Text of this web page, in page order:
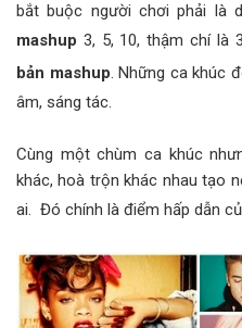
bắt buộc người chơi phải là
mashup 3, 5, 10, thậm chí là
bản mashup. Những ca khúc
âm, sáng tác.
Cùng một chùm ca khúc
khác, hoà trộn khác nhau tạo
ai. Đó chính là điểm hấp dẫn